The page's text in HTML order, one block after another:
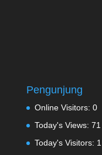
Pengunjung
Online Visitors: 0
Today's Views: 71
Today's Visitors: 1